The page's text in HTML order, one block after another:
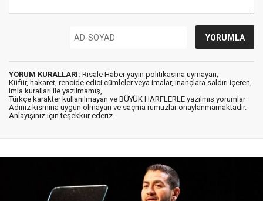
YORUM KURALLARI: Risale Haber yayın politikasına uymayan;
Küfür, hakaret, rencide edici cümleler veya imalar, inançlara saldırı içeren,
imla kuralları ile yazılmamış,
Türkçe karakter kullanılmayan ve BÜYÜK HARFLERLE yazılmış yorumlar
Adınız kısmına uygun olmayan ve saçma rumuzlar onaylanmamaktadır.
Anlayışınız için teşekkür ederiz.